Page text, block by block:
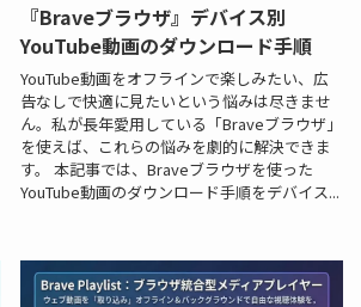
『Braveブラウザ』デバイス別
YouTube動画のダウンロード手順
YouTube動画をオフラインで楽しみたい、広
告なしで快適に見たいという悩みは尽きませ
ん。私が長年愛用している「Braveブラウザ」
を使えば、これらの悩みを劇的に解決できま
す。 本記事では、Braveブラウザを使った
YouTube動画のダウンロード手順をデバイス...